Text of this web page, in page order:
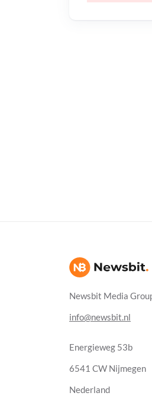
Newsbit Media
info@newsbit.nl
Energieweg 53b
6541 CW Nijmegen
Nederland